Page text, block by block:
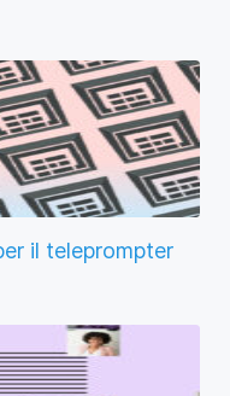
il teleprompter